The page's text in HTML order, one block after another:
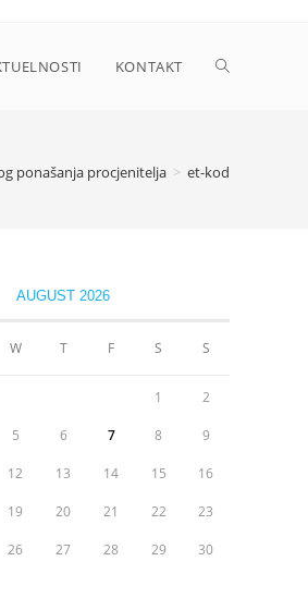
KONTAKT Toggle
ponašanja procjenitelja > et-kod
AUGUST 2026
W T F S S
1 2
5 6 7 8 9
12 13 14 15 16
19 20 21 22 23
26 27 28 29 30